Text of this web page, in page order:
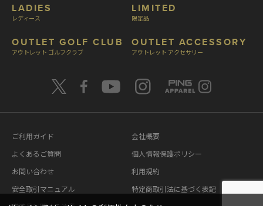
LADIES
レディース
OUTLET GOLF CLUB
アウトレット ゴルフクラブ
LIMITED
限定品
OUTLET ACCESSORY
アウトレット アクセサリー
ご利用ガイド
よくあるご質問
お問い合わせ
安全取引マニュアル
会社概要
個人情報保護ポリシー
利用規約
特定商取引法に基づく表記